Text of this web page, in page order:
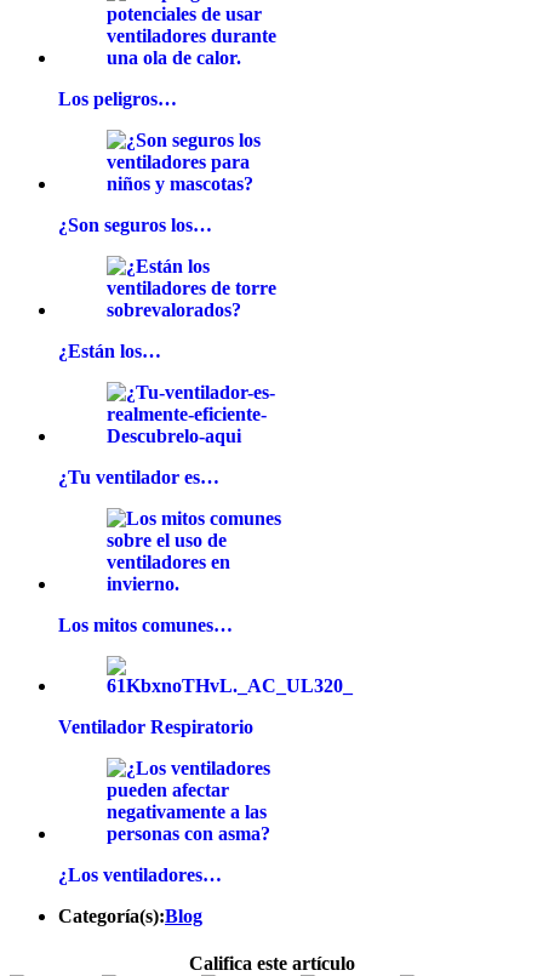
Los peligros…
¿Son seguros los…
¿Están los…
¿Tu ventilador es…
Los mitos comunes…
Ventilador Respiratorio
¿Los ventiladores…
Categoría(s):Blog
Califica este artículo